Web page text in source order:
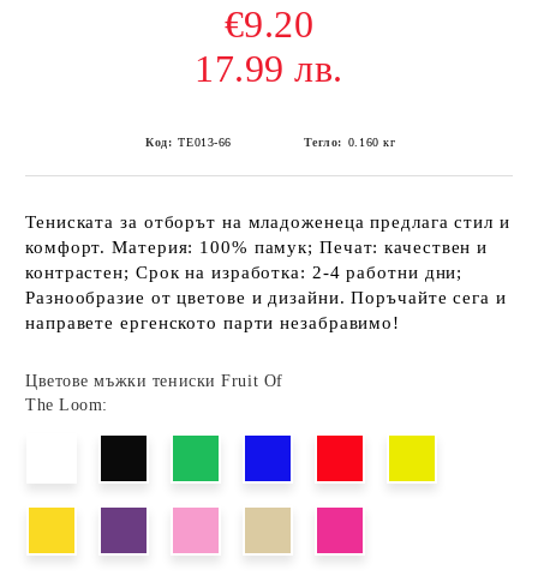
€9.20
17.99 лв.
Код: ТЕ013-66 Тегло: 0.160 кг
Тениската за отборът на младоженеца предлага стил и
комфорт. Материя: 100% памук; Печат: качествен и
контрастен; Срок на изработка: 2-4 работни дни;
Разнообразие от цветове и дизайни. Поръчайте сега и
направете ергенското парти незабравимо!
Цветове мъжки тениски Fruit Of
The Loom: